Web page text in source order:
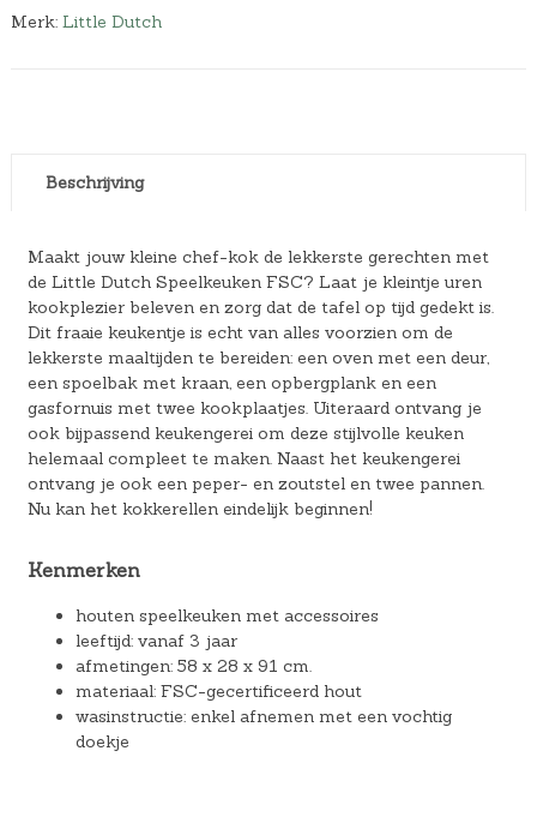
Merk: Little Dutch
Beschrijving
Maakt jouw kleine chef-kok de lekkerste gerechten met
de Little Dutch Speelkeuken FSC? Laat je kleintje uren
kookplezier beleven en zorg dat de tafel op tijd gedekt is.
Dit fraaie keukentje is echt van alles voorzien om de
lekkerste maaltijden te bereiden: een oven met een deur,
een spoelbak met kraan, een opbergplank en een
gasfornuis met twee kookplaatjes. Uiteraard ontvang je
ook bijpassend keukengerei om deze stijlvolle keuken
helemaal compleet te maken. Naast het keukengerei
ontvang je ook een peper- en zoutstel en twee pannen.
Nu kan het kokkerellen eindelijk beginnen!
Kenmerken
houten speelkeuken met accessoires
leeftijd: vanaf 3 jaar
afmetingen: 58 x 28 x 91 cm.
materiaal: FSC-gecertificeerd hout
wasinstructie: enkel afnemen met een vochtig
doekje